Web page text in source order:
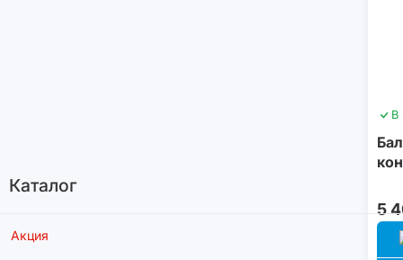
Каталог
Акция
В
5